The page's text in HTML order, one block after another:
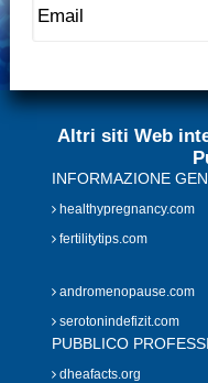
Altri siti Web
INFORMAZIONE
healthypregnancy.com
fertilitytips.com
andromenopause.com
serotonindefizit.com
PUBBLICO
dheafacts.org